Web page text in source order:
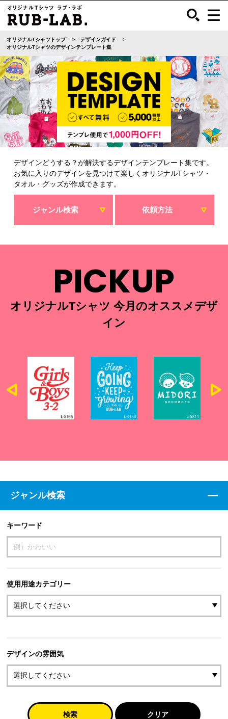
オリジナルTシャツトップ
デザインガイド
オリジナルTシャツのデザインテンプレート集
デザインどうする？が解決するデザインテンプレート集です。
お気に入りのデザインを見つけて楽しくオリジナルTシャツ・
タオル・グッズが作成できます。
ジャンル検索 依頼方法
PICKUP
オリジナルTシャツ 今月のオススメデザ
イン
ジャンル検索
キーワード
使用用途カテゴリー
デザインの雰囲気
検索 クリア